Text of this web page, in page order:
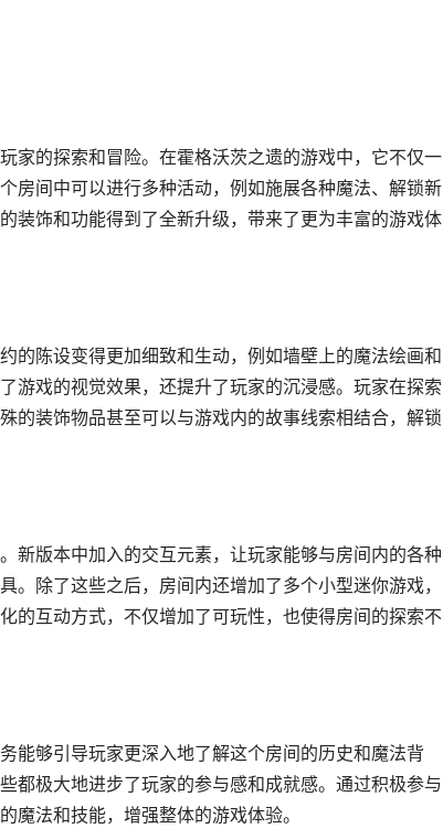
家的探索和冒险。在霍格沃茨之遗的游戏中，它不仅一
房间中可以进行多种活动，例如施展各种魔法、解锁新
装饰和功能得到了全新升级，带来了更为丰富的游戏体
的陈设变得更加细致和生动，例如墙壁上的魔法绘画和
游戏的视觉效果，还提升了玩家的沉浸感。玩家在探索
的装饰物品甚至可以与游戏内的故事线索相结合，解锁
新版本中加入的交互元素，让玩家能够与房间内的各种
除了这些之后，房间内还增加了多个小型迷你游戏，
的互动方式，不仅增加了可玩性，也使得房间的探索不
能够引导玩家更深入地了解这个房间的历史和魔法背
都极大地进步了玩家的参与感和成就感。通过积极参与
魔法和技能，增强整体的游戏体验。